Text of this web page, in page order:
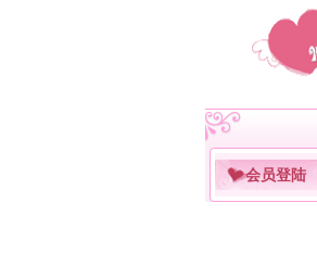
会员登陆